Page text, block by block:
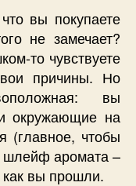
вы покупаете
не замечает?
то чувствуете
причины. Но
вы
окружающие на
(главное, чтобы
шлейф аромата –
вы прошли.